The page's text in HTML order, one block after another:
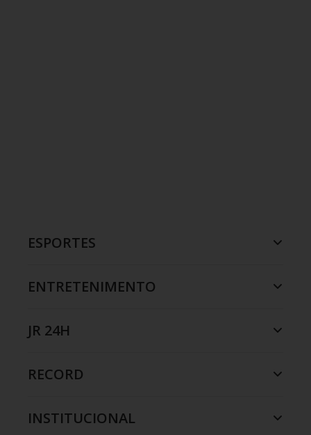
ESPORTES
ENTRETENIMENTO
JR 24H
RECORD
INSTITUCIONAL